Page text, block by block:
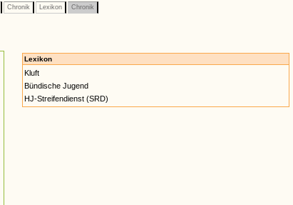
Chronik Lexikon Chronik
Lexikon
Kluft
Bündische Jugend
HJ-Streifendienst (SRD)